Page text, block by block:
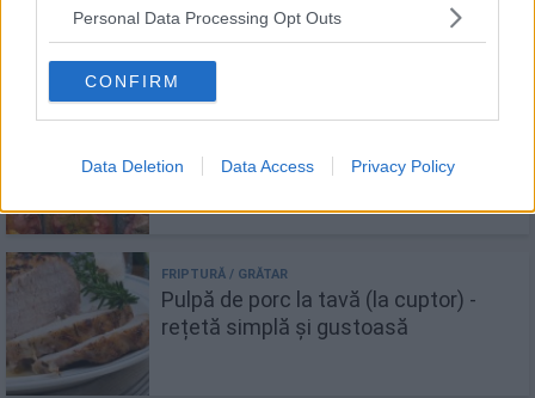
Personal Data Processing Opt Outs
CONFIRM
Data Deletion Data Access Privacy Policy
carnea pentru cea mai bună friptură
Pulpă de porc la tavă (la cuptor) -
rețetă simplă și gustoasă